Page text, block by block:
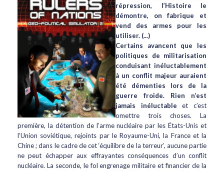
répression, l’Histoire le
démontre, on fabrique et
vend des armes pour les
utiliser. (...)
Certains avancent que les
politiques de militarisation
conduisant inéluctablement
à un conflit majeur auraient
été démenties lors de la
guerre froide. Rien n’est
jamais inéluctable et c’est
omettre trois choses. La
première, la détention de l’arme nucléaire par les États-Unis et
l’Union soviétique, rejoints par le Royaume-Uni, la France et la
Chine ; dans le cadre de cet ‘équilibre de la terreur’, aucune partie
ne peut échapper aux effrayantes conséquences d’un conflit
nucléaire. La seconde, le fol engrenage militaire et financier de la